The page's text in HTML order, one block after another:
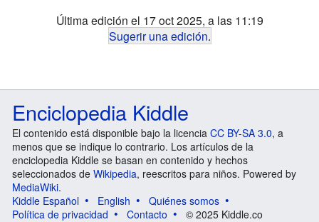
Última edición el 17 oct 2025, a las 11:19
Sugerir una edición.
Enciclopedia Kiddle
El contenido está disponible bajo la licencia CC BY-SA 3.0, a
menos que se indique lo contrario. Los artículos de la
enciclopedia Kiddle se basan en contenido y hechos
seleccionados de Wikipedia, reescritos para niños. Powered by
MediaWiki.
Kiddle Español
English
Quiénes somos
Política de privacidad
Contacto © 2025 Kiddle.co